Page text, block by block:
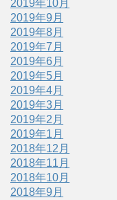
2019年10月
2019年9月
2019年8月
2019年7月
2019年6月
2019年5月
2019年4月
2019年3月
2019年2月
2019年1月
2018年12月
2018年11月
2018年10月
2018年9月